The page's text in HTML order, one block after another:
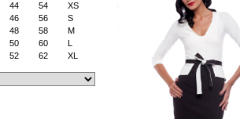
44 54
XS
46 56
S
48 58
M
50 60
L
52 62 XL